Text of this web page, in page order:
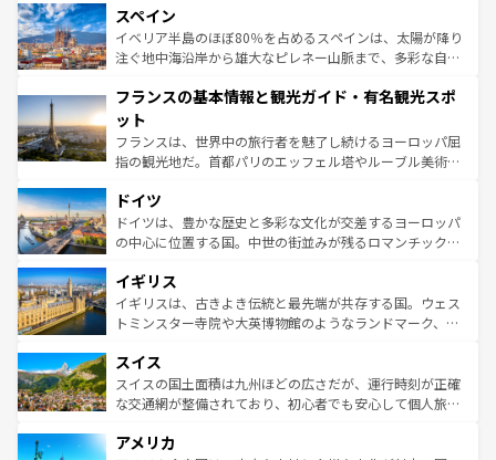
ろん、トスカーナの美しい田園風景やアマルフィ海岸の絶
景など、自然景観も見逃せない。観光の合間には、本場の
ピザやパスタなど、絶品のイタリア料理を堪能することも
ませてくれるイタリアで、忘れられない旅をしてみよう！
なお、新着のイタリア情報は
しい。
スペイン
イベリア半島のほぼ80％を占めるスペインは、太陽が降り
注ぐ地中海沿岸から雄大なピレネー山脈まで、多彩な自然
文化が根付くこの国では、情熱的なフラメンコ、熱気あふ
れる闘牛、そして美味しいタパスが生活の一部となってい
る。首都マドリードの洗練された雰囲気や、バルセロナの
アートに溢れた街角から、地方では古代ローマ遺跡や中世
せる。地方によって風土や気候が異なるスペインはその個
性で訪れる人を魅了する。 なお、新着のスペイン情報は コ
ンテンツ一覧を参照してほしい。
フランスの基本情報と観光ガイド・有名観光スポ
ット
フランスは、世界中の旅行者を魅了し続けるヨーロッパ屈
指の観光地だ。首都パリのエッフェル塔やルーブル美術館
で、幅広い魅力が詰まっている。華麗な宮殿、歴史的な大
聖堂、美しいビーチ、そして豊かな自然が、訪れる者を心
から魅了する。また、フランスは美食の国としても知ら
いる。シャンパンの発祥地であるランス、プロヴァンスの
香り高いラベンダー畑など、多彩な楽しみ方が可能だ。さ
らに、パリ以外の地域にも魅力が溢れており、どの街角に
れる地方に足を運ぶとそれぞれで全く異なる文化を体験で
きるだろう。 なお、新着のフランス情報はコンテンツ一覧
を参照してほしい。
ドイツ
ドイツは、豊かな歴史と多彩な文化が交差するヨーロッパ
の中心に位置する国。中世の街並みが残るロマンチック街
顔を持つこの国は、どこを歩いても飽きることがない。ベ
ルリンの文化的活気、バイエルン州のアルプスの絶景、そ
してライン川沿いのワイン畑といった風景は必見。ビール
は、お酒好きな人にはぜひ体験してほしい。 なお、新着の
ドイツ情報はコンテンツ一覧を参照してほしい。
イギリス
イギリスは、古きよき伝統と最先端が共存する国。ウェス
トミンスター寺院や大英博物館のようなランドマーク、歴
リアごとに異なる魅力がある。また、優雅なアフタヌーン
ティー、ビール好きにはたまらない英国パブ、サッカー観
戦など、本場だからこそできる体験も豊富。イギリスを旅
ンツ一覧を参照してほしい。
スイス
スイスの国土面積は九州ほどの広さだが、運行時刻が正確
な交通網が整備されており、初心者でも安心して個人旅行
の建物がそのまま残る町や、スイスならではのユニークな
アメリカ